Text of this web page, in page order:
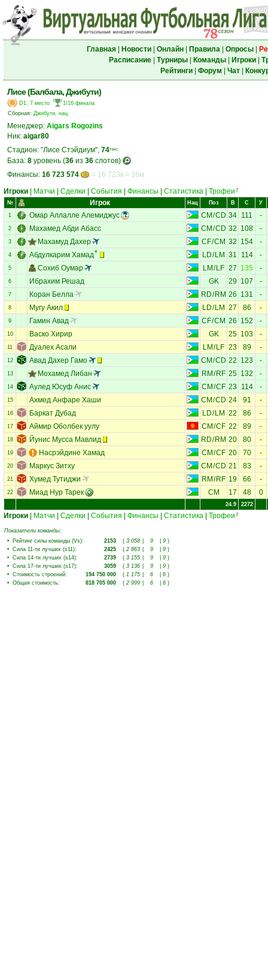
Главная| Новости| Онлайн| Правила| Опросы|
Расписание| Турниры| Команды| Игроки|
Рейтинги| Форум Чат|
Лисе (Балбала, Джибути)
D1, 7 место
1/16 финала
Сборная: Джибути, нац.
Менеджер: Aigars Rogozins
Ник: aigar80
Стадион: "Лисе Стэйдиум", 74тыс.
База: 8 уровень (36 из 36 слотов)
Финансы: 16 723 574
= 16 723к = 16м
Игроки
Матчи Сделки События Финансы Статистика Трофеи 7
№ Игрок Нац Поз В С У
1 Омар Аллалле Алемиджус CM /CD 34 111 -
2 Махамед Абди Абaсс CM /CD 32 108 -
3 Махамуд Дахер CF/CM 32 154 -
4 Абдулкарим Хамад LD/ LM 31 114 -
5 Сохиб Оумар LM / LF 27 135 -
6 Ибрахим Решад GK 29 107 -
7 Коран Белла RD/ RM 26 131 -
8 Мугу Акил LD/ LM 27 86 -
9 Гамин Авад CF/CM 26 152 -
10 Васко Хирир GK 25 103 -
11 Дуалех Асали LM / LF 23 89 -
12 Авад Дахер Гамо CM /CD 22 123 -
13 Мохамед Либан RM / RF 25 132 -
14 Аулед Юсуф Анис CM /CF 23 114 -
15 Ахмед Анфаре Хаши CM /CD 24 91 -
16 Баркат Дубад LD/ LM 22 86 -
17 Аймир Оболбек уулу CM /CF 22 89 -
18 Йунис Мусса Мавлид RD/ RM 20 80 -
19 Насрэйдине Хамад CM /CF 20 70 -
20 Маркус Зитху CM /CD 21 83 -
21 Хумед Тутиджи RM / RF 19 66 -
22 Миад Нур Тарек CM 17 48 0
24.9 2272
Игроки Матчи Сделки События Финансы Статистика Трофеи 7
Показатели команды:
• Рейтинг силы команды (Vs): 2153 ( 3 058 9 9 )
• Сила 11-ти лучших (s11): 2425 ( 2 863 9 9 )
• Сила 14-ти лучших (s14): 2739 ( 3 155 9 9 )
• Сила 17-ти лучших (s17): 3059 ( 3 136 9 9 )
• Стоимость строений: 194 750 000 ( 1 175 6 6 )
• Общая стоимость: 818 705 000 ( 2 999 6 6 )